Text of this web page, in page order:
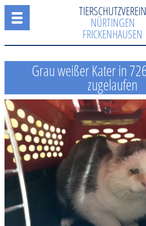
TIERSCHUTZVEREIN
NÜRTINGEN
FRICKENHAUSEN
Grau weißer Kater in
zugelaufen